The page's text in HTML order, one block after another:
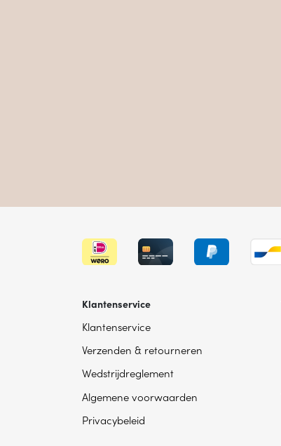
Klantenservice
Klantenservice
Verzenden & retourneren
Wedstrijdreglement
Algemene voorwaarden
Privacybeleid